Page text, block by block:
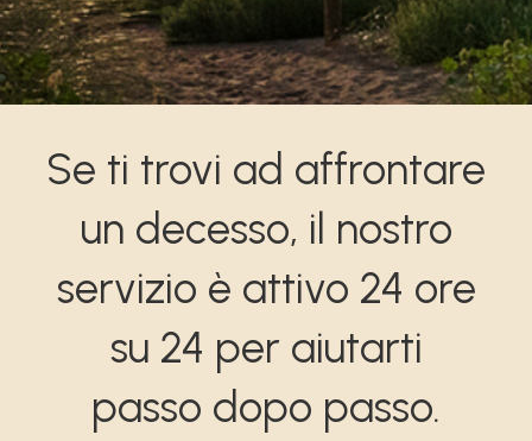
Se ti trovi ad affrontare
un decesso, il nostro
servizio è attivo 24 ore
su 24 per aiutarti
passo dopo passo.